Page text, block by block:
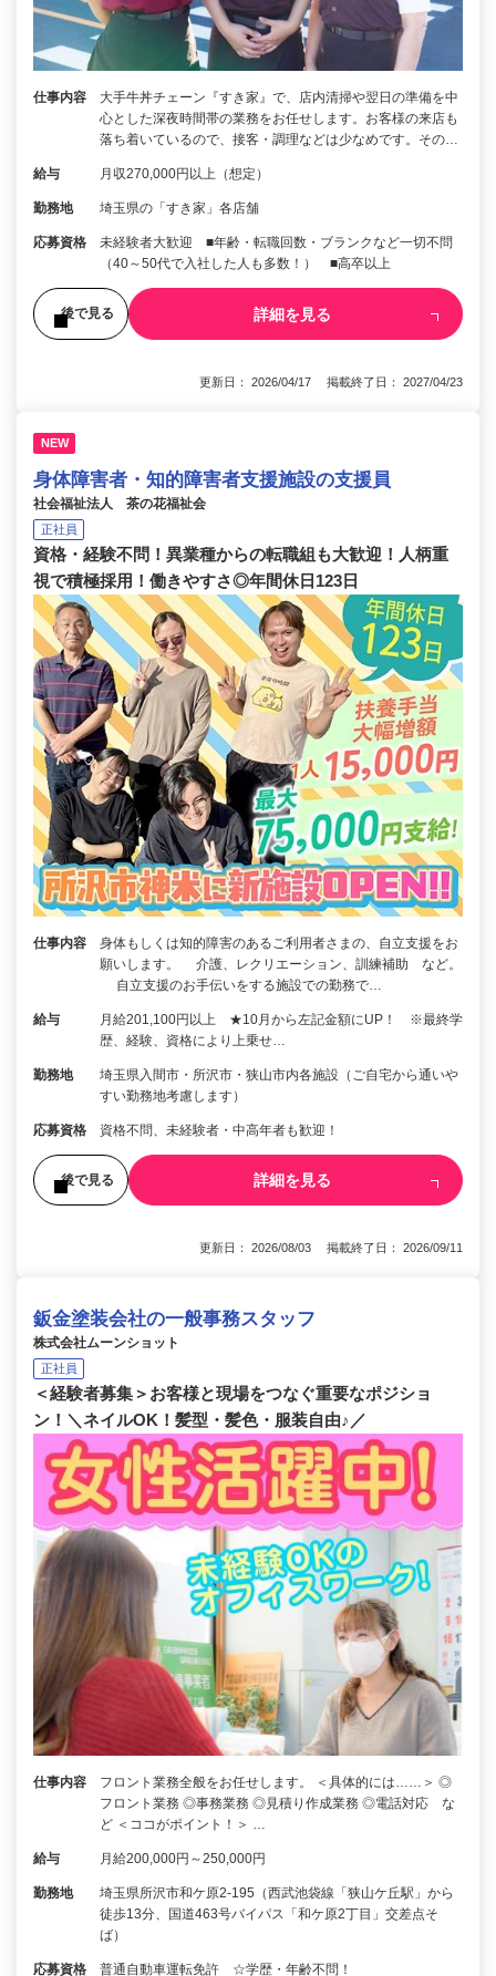
仕事内容
大手牛丼チェーン『すき家』で、店内清掃や翌日の準備を中
心とした深夜時間帯の業務をお任せします。お客様の来店も
落ち着いているので、接客・調理などは少なめです。その…
給与 月収270,000円以上（想定）
勤務地 埼玉県の「すき家」各店舗
応募資格
未経験者大歓迎 ■年齢・転職回数・ブランクなど一切不問
（40～50代で入社した人も多数！） ■高卒以上
後で見る 詳細を見る
更新日： 2026/04/17 掲載終了日： 2027/04/23
NEW
身体障害者・知的障害者支援施設の支援員
社会福祉法人 茶の花福祉会
正社員
資格・経験不問！異業種からの転職組も大歓迎！人柄重
視で積極採用！働きやすさ◎年間休日123日
仕事内容
身体もしくは知的障害のあるご利用者さまの、自立支援をお
願いします。 介護、レクリエーション、訓練補助 など。
自立支援のお手伝いをする施設での勤務で…
給与
月給201,100円以上 ★10月から左記金額にUP！ ※最終学
歴、経験、資格により上乗せ…
勤務地
埼玉県入間市・所沢市・狭山市内各施設（ご自宅から通いや
すい勤務地考慮します）
応募資格 資格不問、未経験者・中高年者も歓迎！
後で見る 詳細を見る
更新日： 2026/08/03 掲載終了日： 2026/09/11
鈑金塗装会社の一般事務スタッフ
株式会社ムーンショット
正社員
＜経験者募集＞お客様と現場をつなぐ重要なポジショ
ン！＼ネイルOK！髪型・髪色・服装自由♪／
仕事内容
フロント業務全般をお任せします。 ＜具体的には……＞ ◎
フロント業務 ◎事務業務 ◎見積り作成業務 ◎電話対応 な
ど ＜ココがポイント！＞ …
給与 月給200,000円～250,000円
勤務地
埼玉県所沢市和ケ原2‐195（西武池袋線「狭山ケ丘駅」から
徒歩13分、国道463号バイパス「和ケ原2丁目」交差点そ
ば）
応募資格 普通自動車運転免許 ☆学歴・年齢不問！